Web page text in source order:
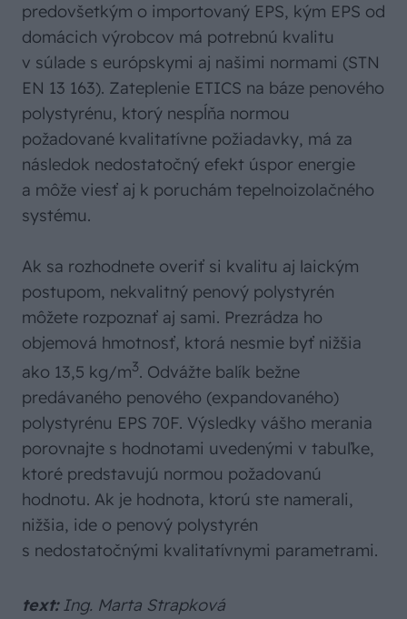
predovšetkým o importovaný EPS, kým EPS od
domácich výrobcov má potrebnú kvalitu
v súlade s európskymi aj našimi normami (STN
EN 13 163). Zateplenie ETICS na báze penového
polystyrénu, ktorý nespĺňa normou
požadované kvalitatívne požiadavky, má za
následok nedostatočný efekt úspor energie
a môže viesť aj k poruchám tepelnoizolačného
systému.
Ak sa rozhodnete overiť si kvalitu aj laickým
postupom, nekvalitný penový polystyrén
môžete rozpoznať aj sami. Prezrádza ho
objemová hmotnosť, ktorá nesmie byť nižšia
ako 13,5 kg/m3. Odvážte balík bežne
predávaného penového (expandovaného)
polystyrénu EPS 70F. Výsledky vášho merania
porovnajte s hodnotami uvedenými v tabuľke,
ktoré predstavujú normou požadovanú
hodnotu. Ak je hodnota, ktorú ste namerali,
nižšia, ide o penový polystyrén
s nedostatočnými kvalitatívnymi parametrami.
text:Ing. Marta Strapková